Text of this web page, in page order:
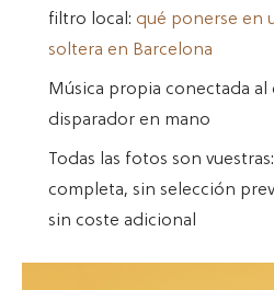
filtro local: qué ponerse en
soltera en Barcelona
Música propia conectada
disparador en mano
Todas las fotos son
completa, sin selección
sin coste adicional